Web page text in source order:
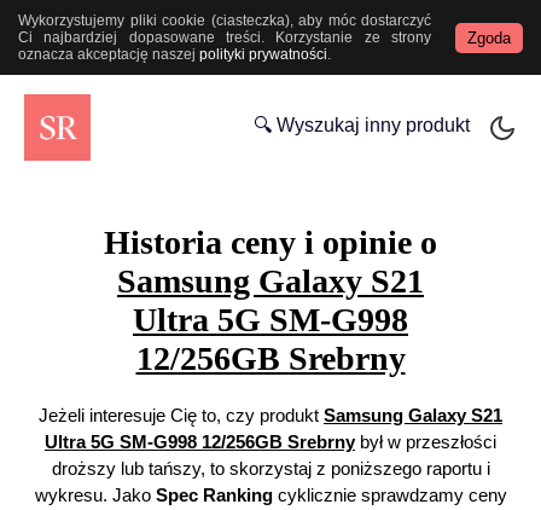
Wykorzystujemy pliki cookie (ciasteczka), aby móc dostarczyć
Ci najbardziej dopasowane treści. Korzystanie ze strony
oznacza akceptację naszej polityki prywatności.
Zgoda
🔍 Wyszukaj inny produkt
Historia ceny i opinie o
Samsung Galaxy S21
Ultra 5G SM-G998
12/256GB Srebrny
Jeżeli interesuje Cię to, czy produkt Samsung Galaxy S21
Ultra 5G SM-G998 12/256GB Srebrnybył w przeszłości
droższy lub tańszy, to skorzystaj z poniższego raportu i
wykresu. Jako Spec Rankingcyklicznie sprawdzamy ceny